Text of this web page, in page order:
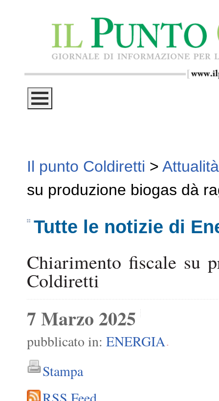
Il punto Coldiretti > Attualità
su produzione biogas dà
Tutte le notizie di
Chiarimento fiscale su
Coldiretti
7 Marzo 2025
pubblicato in: ENERGIA -
Stampa